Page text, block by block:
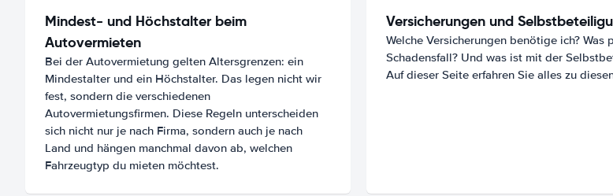
Mindest- und Höchstalter beim
Autovermieten
Bei der Autovermietung gelten Altersgrenzen: ein
Mindestalter und ein Höchstalter. Das legen nicht wir
fest, sondern die verschiedenen
Autovermietungsfirmen. Diese Regeln unterscheiden
sich nicht nur je nach Firma, sondern auch je nach
Land und hängen manchmal davon ab, welchen
Fahrzeugtyp du mieten möchtest.
Versicherungen und
Welche Versicherungen benötige ich? Was
Schadensfall? Und was ist mit der
Auf dieser Seite erfahren Sie alles zu